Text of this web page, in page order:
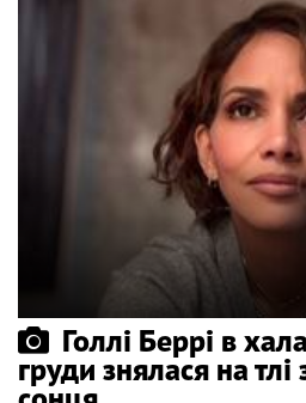
Голлі Беррі в
груди знялася на тлі